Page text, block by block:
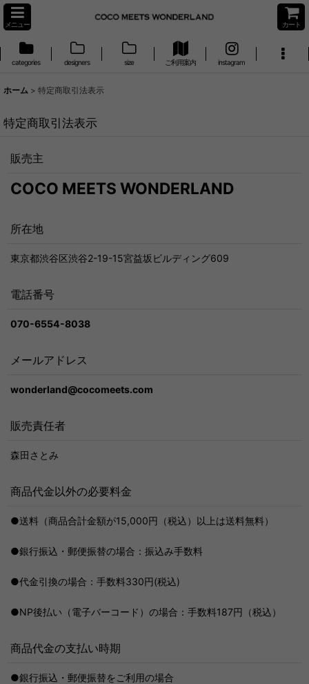
メニュー カート
categories designers size ご利用案内 instagram
ホーム > 特定商取引法表示
特定商取引法表示
販売主
COCO MEETS WONDERLAND
所在地
東京都渋谷区渋谷2-19-15宮益坂ビルディング609
電話番号
070-6554-8038
メールアドレス
wonderland@cocomeets.com
販売責任者
森田さとみ
商品代金以外の必要料金
●送料（商品合計金額が15,000円（税込）以上は送料無料）
●銀行振込・郵便振替の場合：振込み手数料
●代金引換の場合：手数料330円(税込)
●NP後払い（電子バーコード）の場合：手数料187円（税込）
商品代金の支払い時期
●銀行振込・郵便振替をご利用の場合